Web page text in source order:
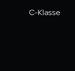
C-Klasse